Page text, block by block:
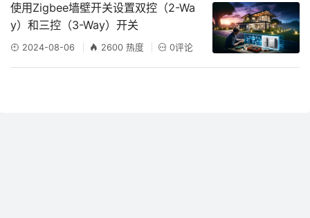
使用Zigbee墙壁开关设置双控（2-Wa
y）和三控（3-Way）开关
2024-08-06 2600 热度 0评论